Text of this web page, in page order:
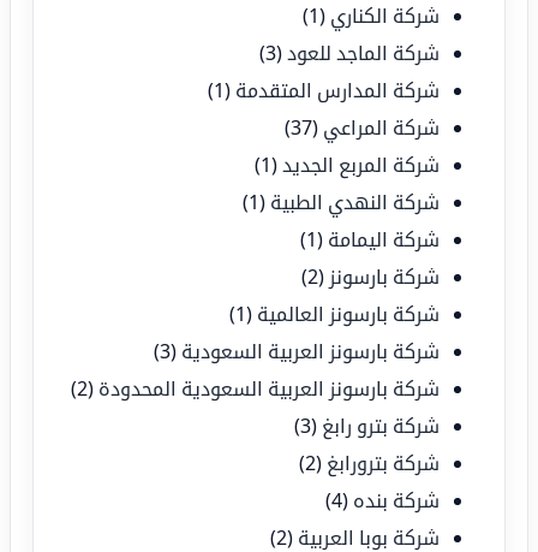
شركة الكناري (1)
شركة الماجد للعود(3)
شركة المدارس المتقدمة (1)
شركة المراعي (37)
شركة المربع الجديد(1)
شركة النهدي الطبية (1)
شركة اليمامة (1)
شركة بارسونز (2)
شركة بارسونز العالمية (1)
شركة بارسونز العربية السعودية (3)
شركة بارسونز العربية السعودية المحدودة (2)
شركة بترو رابغ (3)
شركة بترورابغ (2)
شركة بنده (4)
شركة بوبا العربية (2)